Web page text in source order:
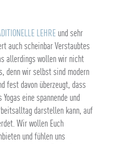
LEHRE und sehr
auch scheinbar Verstaubtes
allerdings wollen wir nicht
denn wir selbst sind modern
fest davon überzeugt, dass
eine spannende und
darstellen kann, auf
Wir wollen Euch
und fühlen uns